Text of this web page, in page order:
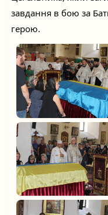
завдання в бою за
герою.